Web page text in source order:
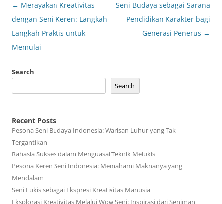
Post
navigation
← Merayakan Kreativitas
dengan Seni Keren: Langkah-
Langkah Praktis untuk
Memulai
Seni Budaya sebagai Sarana
Pendidikan Karakter bagi
Generasi Penerus →
Search
Search
Recent Posts
Pesona Seni Budaya Indonesia: Warisan Luhur yang Tak
Tergantikan
Rahasia Sukses dalam Menguasai Teknik Melukis
Pesona Keren Seni Indonesia: Memahami Maknanya yang
Mendalam
Seni Lukis sebagai Ekspresi Kreativitas Manusia
Eksplorasi Kreativitas Melalui Wow Seni: Inspirasi dari Seniman